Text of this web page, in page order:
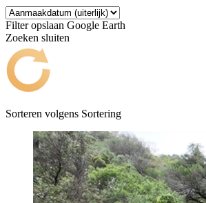
Filter opslaan Google Earth
Zoeken sluiten
Sorteren volgens Sortering